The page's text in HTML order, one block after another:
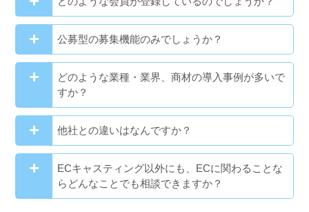
公募型の募集機能のみでしょうか？
どのような業種・業界、商材の導入事例が多いで
すか？
他社との違いはなんですか？
ECキャスティング以外にも、ECに関わることな
らどんなことでも相談できますか？